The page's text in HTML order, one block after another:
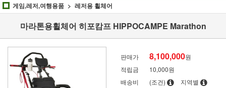
게임,레저,여행용품 레저용 휠체어
마라톤용휠체어 히포캄프 HIPPOCAMPE Marathon
판매가 8,100,000원
적립금
10,000원
배송비
(조건) 지역별